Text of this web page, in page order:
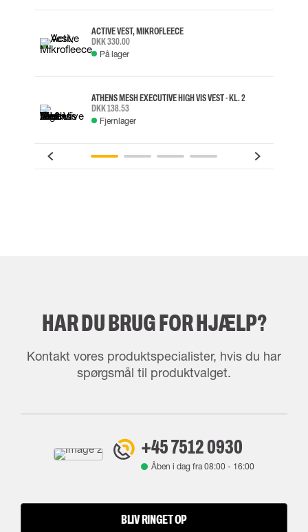
ACTIVE VEST, MIKROFLEECE
DKK 330.00
På lager
ATHENS MESH EXECUTIVE HIGH VIS VEST - KL. 2
DKK 138.53
Fjernlager
HAR DU BRUG FOR HJÆLP?
Kontakt vores produktspecialister, hvis du har
spørgsmål til produktvalget.
+45 7512 0930
Åben i dag fra08:00- 16:00
BLIV RINGET OP